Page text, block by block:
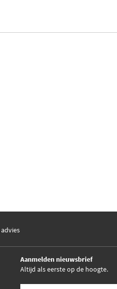
advies
Aanmelden nieuwsbrief
Altijd als eerste op de hoogte.